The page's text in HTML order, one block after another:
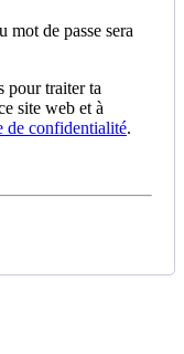
de passe sera
pour traiter ta
site web et à
de confidentialité.